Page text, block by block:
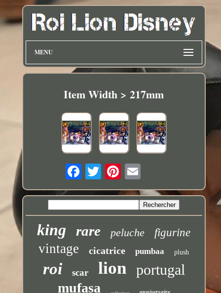
MENU
Item Width > 217mm
king rare peluche figurine
vintage cicatrice pumbaa plush
roi scar lion portugal
mufasa